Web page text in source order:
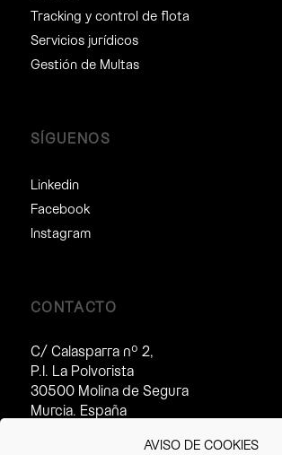
AVISO DE COOKIES
Tracking y control de flota
Servicios jurídicos
Gestión de Multas
SÍGUENOS
Linkedin
Facebook
Instagram
CONTACTO
C/ Calasparra nº 2,
P.I. La Polvorista
30500 Molina de Segura
Murcia. España
Horario de atención al cliente: